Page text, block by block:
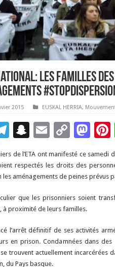
Les familles
2015 EUSKAL HERRIA,
T
el
e
gr
a
m
S
a
p
c
h
at
E
m
ai
l
C
o
p
y
Li
n
k
M
to
d
o
de l’ETA ont manifesté ce samedi
respectés les droits des
aménagements de peines prévus
que les prisonniers soient
à proximité de leurs familles.
l’arrêt définitif de ses activités
en prison. Condamnées dans
trouvent actuellement incarcérées
du Pays basque.